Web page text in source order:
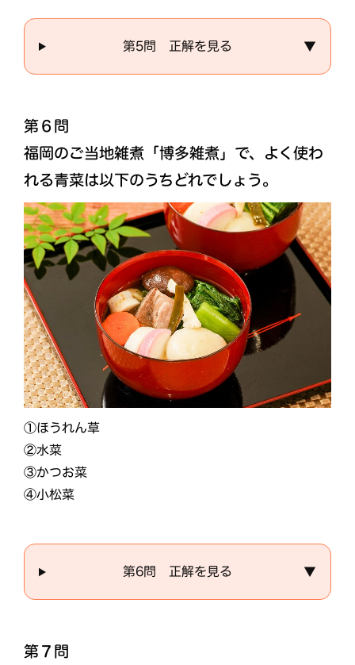
第5問 正解を見る ▼
第６問
福岡のご当地雑煮「博多雑煮」で、よく使わ
れる青菜は以下のうちどれでしょう。
①ほうれん草
②水菜
③かつお菜
④小松菜
第6問 正解を見る ▼
第７問